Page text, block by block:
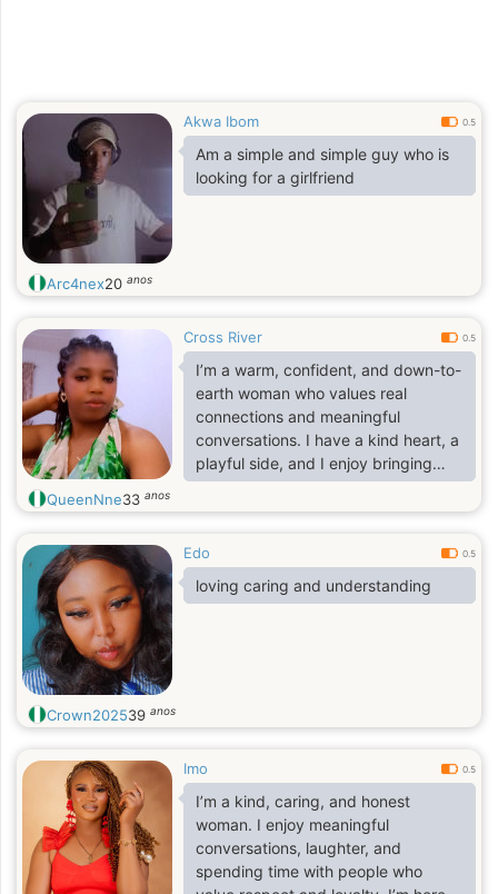
Akwa Ibom 0.5
Am a simple and simple guy who is
looking for a girlfriend
Arc4nex20 anos
Cross River 0.5
I’m a warm, confident, and down-to-
earth woman who values real
connections and meaningful
conversations. I have a kind heart, a
playful side, and I enjoy bringing
positive energy wherever I go. I
believe in being genuine, loyal, and
QueenNne33 anos
Edo 0.5
loving caring and understanding
Crown202539 anos
Imo 0.5
I’m a kind, caring, and honest
woman. I enjoy meaningful
conversations, laughter, and
spending time with people who